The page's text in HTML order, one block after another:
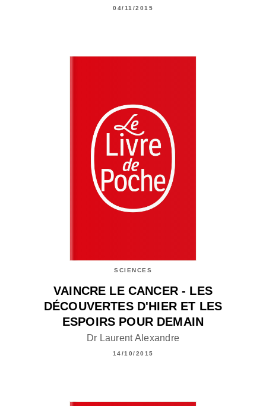
04/11/2015
SCIENCES
VAINCRE LE CANCER - LES
DÉCOUVERTES D'HIER ET LES
ESPOIRS POUR DEMAIN
Dr Laurent Alexandre
14/10/2015